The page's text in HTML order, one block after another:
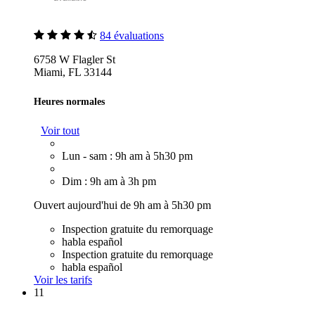
84 évaluations
6758 W Flagler St
Miami, FL 33144
Heures normales
Voir tout
Lun - sam : 9h am à 5h30 pm
Dim : 9h am à 3h pm
Ouvert aujourd'hui de 9h am à 5h30 pm
Inspection gratuite du remorquage
habla español
Inspection gratuite du remorquage
habla español
Voir les tarifs
11